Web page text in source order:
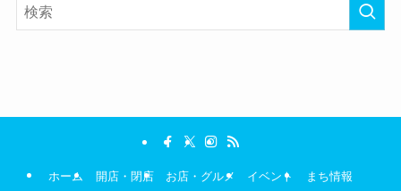
ホーム 開店・閉店 お店・グルメ イベント まち情報